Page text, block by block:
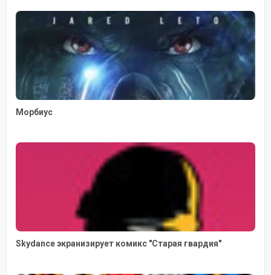
Морбиус
Skydance экранизирует комикс "Старая гвардия"